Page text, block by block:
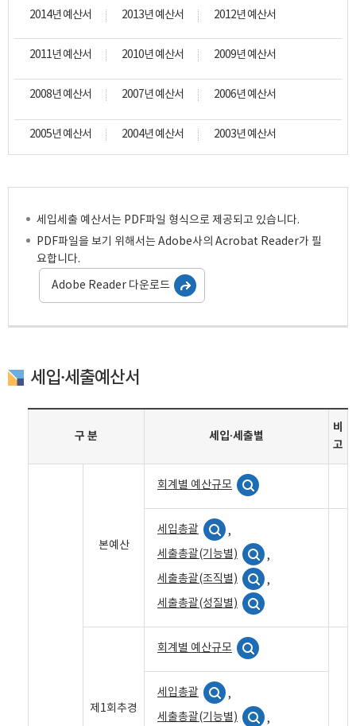
2014년 예산서 2013년 예산서 2012년 예산서
2011년 예산서 2010년 예산서 2009년 예산서
2008년 예산서 2007년 예산서 2006년 예산서
2005년 예산서 2004년 예산서 2003년 예산서
세입세출 예산서는 PDF파일 형식으로 제공되고 있습니다.
PDF파일을 보기 위해서는 Adobe사의 Acrobat Reader가 필
요합니다.
Adobe Reader 다운로드
세입·세출예산서
구 분 세입·세출별
비
고
본예산
회계별 예산규모
세입총괄
,
세출총괄(기능별)
,
세출총괄(조직별)
,
세출총괄(성질별)
제1회추경
회계별 예산규모
세입총괄
,
세출총괄(기능별)
,